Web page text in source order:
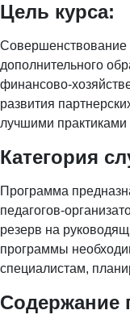
Цель курса:
Совершенствование
дополнительного
финансово-
развития
лучшими практиками
Категория
Программа
педагогов-
резерв на
программы
специалистам,
Содержание